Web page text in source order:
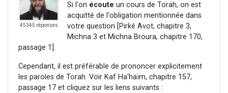
45345 réponses
Si l'on écoute un cours de Torah, on est
acquitté de l'obligation mentionnée dans
votre question [Pirké Avot, chapitre 3,
Michna 3 et Michna Broura, chapitre 170,
passage 1].
Cependant, il est préférable de prononcer explicitement
les paroles de Torah. Voir Kaf Ha'haïm, chapitre 157,
passage 17 et cliquez sur les liens suivants :